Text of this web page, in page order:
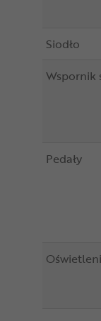
Siodło
Wspornik
Pedały